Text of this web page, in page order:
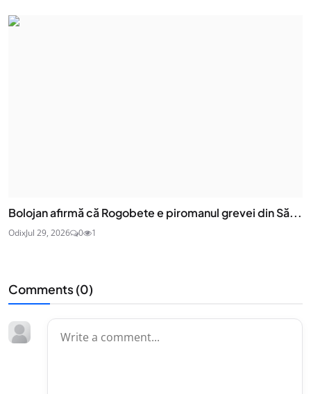
Bolojan afirmă că Rogobete e piromanul grevei din Să...
OdixJul 29, 2026 0 1
Comments (0)